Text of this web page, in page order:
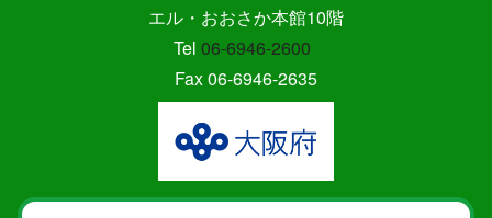
エル・おおさか本館10階
Tel 06-6946-2600
Fax 06-6946-2635